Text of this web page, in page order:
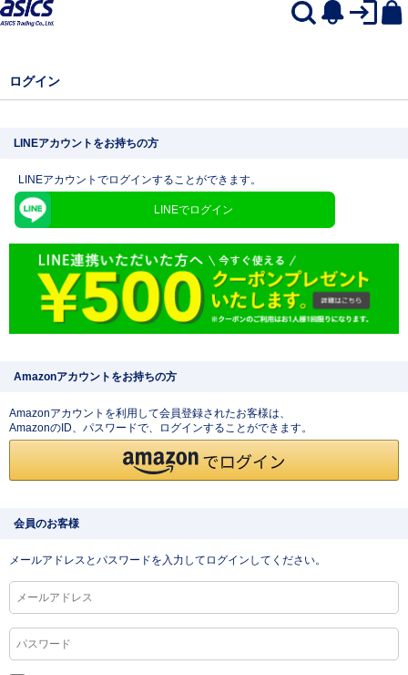
ログイン
LINEアカウントをお持ちの方
LINEアカウントでログインすることができます。
LINEでログイン
Amazonアカウントをお持ちの方
Amazonアカウントを利用して会員登録されたお客様は、
AmazonのID、パスワードで、ログインすることができます。
会員のお客様
メールアドレスとパスワードを入力してログインしてください。